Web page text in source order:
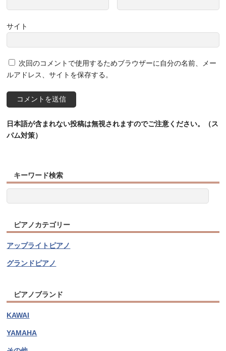
サイト
次回のコメントで使用するためブラウザーに自分の名前、メー
ルアドレス、サイトを保存する。
日本語が含まれない投稿は無視されますのでご注意ください。（ス
パム対策）
キーワード検索
ピアノカテゴリー
アップライトピアノ
グランドピアノ
ピアノブランド
KAWAI
YAMAHA